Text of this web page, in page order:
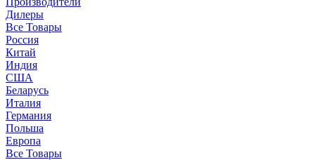
Дилеры
Все Товары
Россия
Китай
Индия
США
Беларусь
Италия
Германия
Польша
Европа
Все Товары